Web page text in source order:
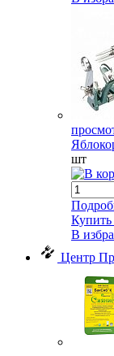
шт
Купить
В
Центр